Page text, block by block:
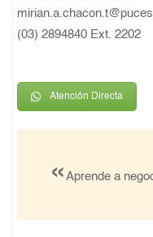
(03) 2894840 Ext. 2202
Atención Directa
« Aprende a